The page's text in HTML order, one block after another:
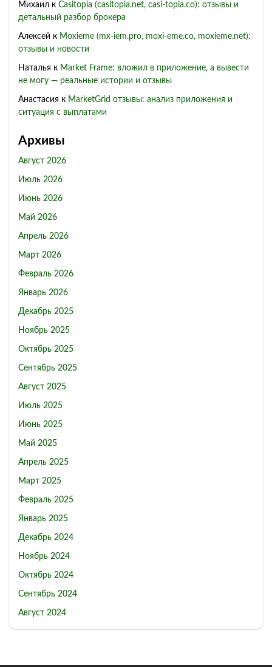
Михаил к Casitopia (casitopia.net, casi-topia.co): отзывы и
детальный разбор брокера
Алексей к Moxieme (mx-iem.pro, moxi-eme.co, moxieme.net):
отзывы и новости
Наталья к Market Frame: вложил в приложение, а вывести
не могу — реальные истории и отзывы
Анастасия к MarketGrid отзывы: анализ приложения и
ситуация с выплатами
Архивы
Август 2026
Июль 2026
Июнь 2026
Май 2026
Апрель 2026
Март 2026
Февраль 2026
Январь 2026
Декабрь 2025
Ноябрь 2025
Октябрь 2025
Сентябрь 2025
Август 2025
Июль 2025
Июнь 2025
Май 2025
Апрель 2025
Март 2025
Февраль 2025
Январь 2025
Декабрь 2024
Ноябрь 2024
Октябрь 2024
Сентябрь 2024
Август 2024